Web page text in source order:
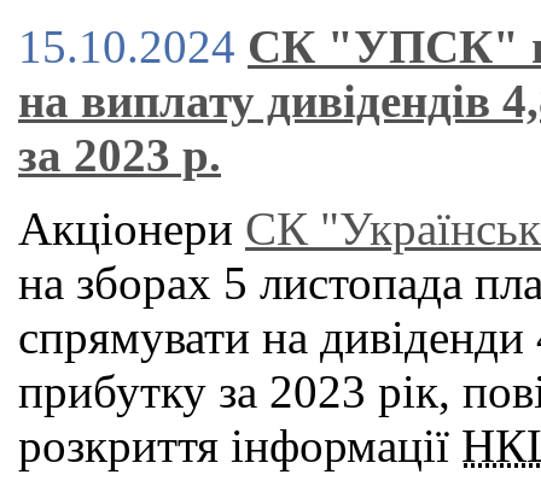
15.10.2024 СК "УПСК"
на виплату дивідендів
за 2023 р.
Акціонери СК
на зборах 5 листопада
спрямувати на
прибутку за 2023 рік,
розкриття інформації